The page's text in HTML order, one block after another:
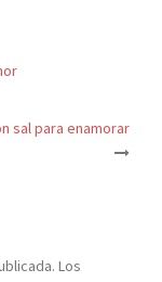
sal para enamorar
Los